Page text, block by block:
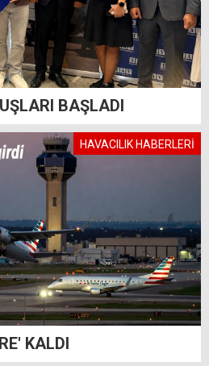
BAŞLADI
HAVACILIK HABERLERİ
KALDI